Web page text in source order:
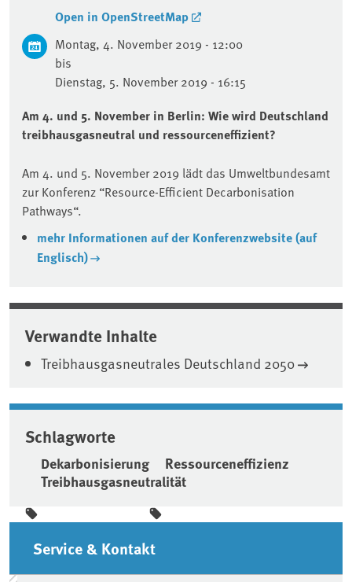
Open in OpenStreetMap
Montag, 4. November 2019 - 12:00
bis
Dienstag, 5. November 2019 - 16:15
Am 4. und 5. November in Berlin: Wie wird Deutschland
treibhausgasneutral und ressourceneffizient?
Am 4. und 5. November 2019 lädt das Umweltbundesamt
zur Konferenz “Resource-Efficient Decarbonisation
Pathways“.
mehr Informationen auf der Konferenzwebsite (auf
Englisch)
Verwandte Inhalte
Treibhausgasneutrales Deutschland 2050
Schlagworte
Dekarbonisierung
Ressourceneffizienz
Treibhausgasneutralität
Seitenleiste
Service & Kontakt